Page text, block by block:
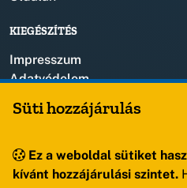
KIEGÉSZÍTÉS
Impresszum
Adatvédelem
+36 88 459 150
8193 Sóly, Kossuth Lajos u.57.
Süti hozzájárulás
Ez a weboldal sütiket
kívánt hozzájárulási szintet.